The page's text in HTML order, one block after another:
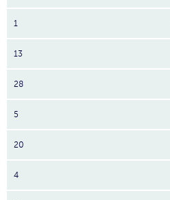
1
13
28
5
20
4